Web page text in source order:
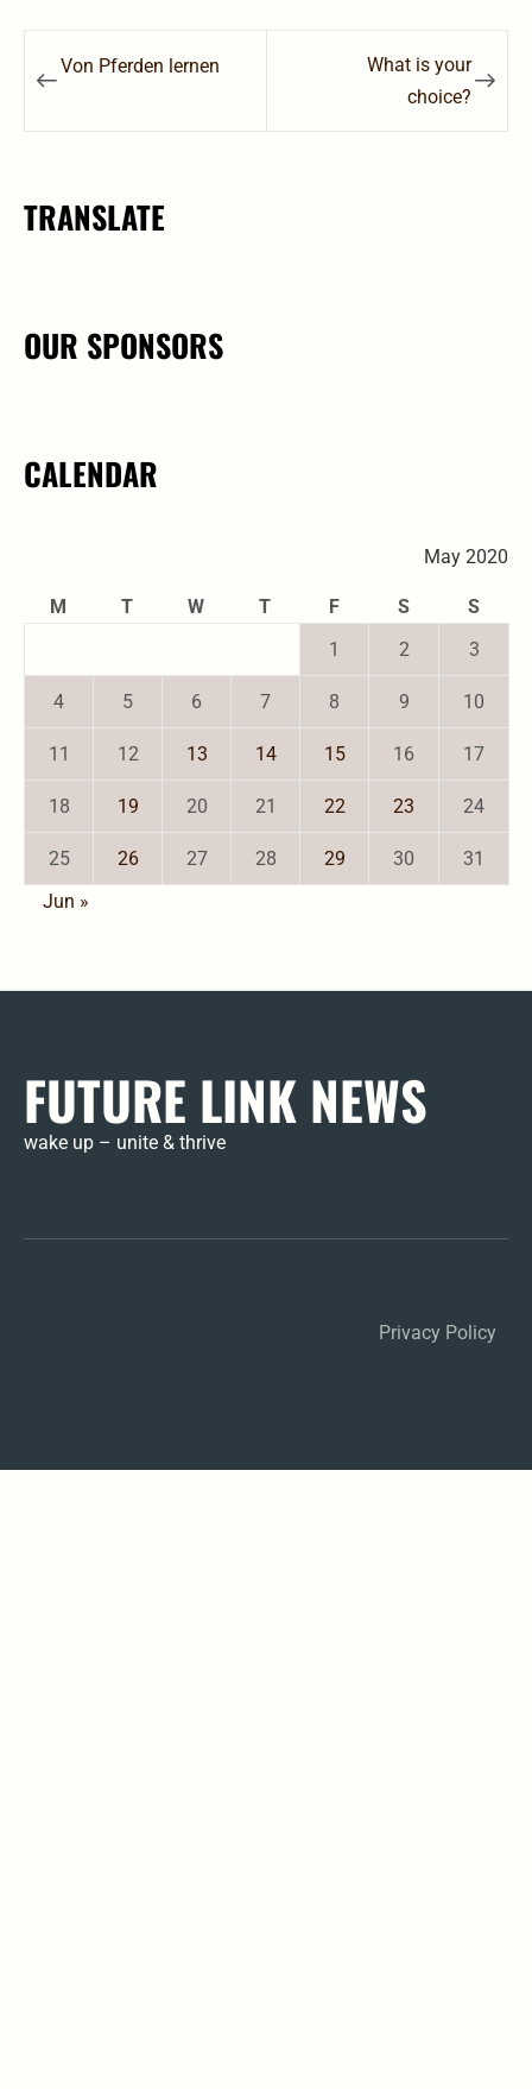
PostVon Pferden lernen
What is your
choice?
TRANSLATE
OUR SPONSORS
CALENDAR
May 2020
M T W T F S
S
1
2 3
4 5 6 7 8 9 10
11 12 13 14 15 16 17
18 19 20 21 22 23 24
25 26 27 28 29 30
31
Jun »
FUTURE LINK NEWS
wake up – unite & thrive
Privacy Policy